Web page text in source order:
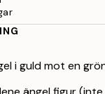
i guld mot en